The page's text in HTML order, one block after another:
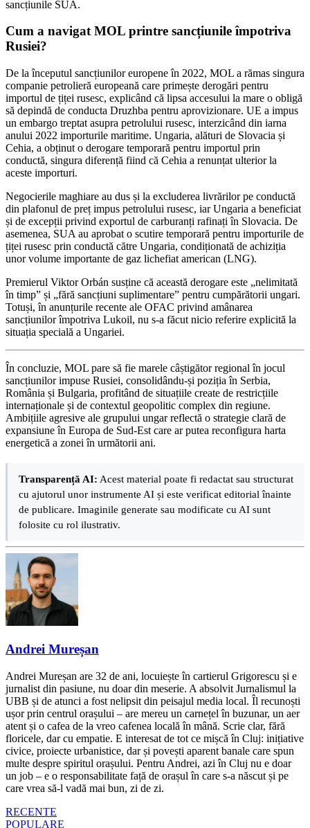
sancțiunile SUA.
Cum a navigat MOL printre sancțiunile împotriva
Rusiei?
De la începutul sancțiunilor europene în 2022, MOL a rămas singura
companie petrolieră europeană care primește derogări pentru
importul de țiței rusesc, explicând că lipsa accesului la mare o obligă
să depindă de conducta Druzhba pentru aprovizionare. UE a impus
un embargo treptat asupra petrolului rusesc, interzicând din iarna
anului 2022 importurile maritime. Ungaria, alături de Slovacia și
Cehia, a obținut o derogare temporară pentru importul prin
conductă, singura diferență fiind că Cehia a renunțat ulterior la
aceste importuri.
Negocierile maghiare au dus și la excluderea livrărilor pe conductă
din plafonul de preț impus petrolului rusesc, iar Ungaria a beneficiat
și de excepții privind exportul de carburanți rafinați în Slovacia. De
asemenea, SUA au aprobat o scutire temporară pentru importurile de
țiței rusesc prin conductă către Ungaria, condiționată de achiziția
unor volume importante de gaz lichefiat american (LNG).
Premierul Viktor Orbán susține că această derogare este „nelimitată
în timp” și „fără sancțiuni suplimentare” pentru cumpărătorii ungari.
Totuși, în anunțurile recente ale OFAC privind amânarea
sancțiunilor împotriva Lukoil, nu s-a făcut nicio referire explicită la
situația specială a Ungariei.
În concluzie, MOL pare să fie marele câștigător regional în jocul
sancțiunilor impuse Rusiei, consolidându-și poziția în Serbia,
România și Bulgaria, profitând de situațiile create de restricțiile
internaționale și de contextul geopolitic complex din regiune.
Ambițiile agresive ale grupului ungar reflectă o strategie clară de
expansiune în Europa de Sud-Est care ar putea reconfigura harta
energetică a zonei în următorii ani.
Transparență AI: Acest material poate fi redactat sau structurat
cu ajutorul unor instrumente AI și este verificat editorial înainte
de publicare. Imaginile generate sau modificate cu AI sunt
folosite cu rol ilustrativ.
Andrei Mureșan
Andrei Mureșan are 32 de ani, locuiește în cartierul Grigorescu și e
jurnalist din pasiune, nu doar din meserie. A absolvit Jurnalismul la
UBB și de atunci a fost nelipsit din peisajul media local. Îl recunoști
ușor prin centrul orașului – are mereu un carnețel în buzunar, un aer
atent și o cafea de la vreo cafenea locală în mână. Scrie clar, fără
floricele, dar cu empatie. E interesat de tot ce mișcă în Cluj: inițiative
civice, proiecte urbanistice, dar și povești aparent banale care spun
multe despre spiritul orașului. Pentru Andrei, azi în Cluj nu e doar
un job – e o responsabilitate față de orașul în care s-a născut și pe
care vrea să-l vadă mai bun, zi de zi.
RECENTE
POPULARE